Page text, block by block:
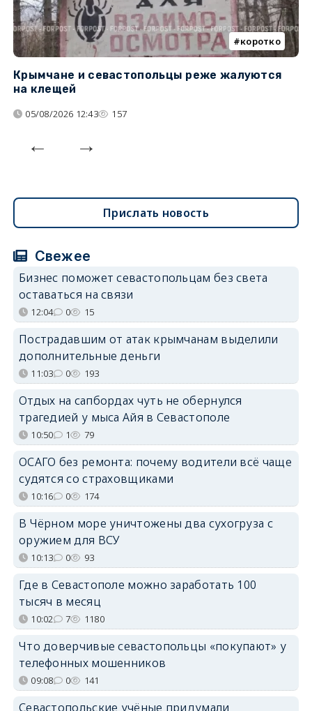
коротко
Крымчане и севастопольцы реже жалуются
на клещей
05/08/2026 12:43 157
Прислать новость
Свежее
Бизнес поможет севастопольцам без света
оставаться на связи
12:04 0 15
Пострадавшим от атак крымчанам выделили
дополнительные деньги
11:03 0 193
Отдых на сапбордах чуть не обернулся
трагедией у мыса Айя в Севастополе
10:50 1 79
ОСАГО без ремонта: почему водители всё чаще
судятся со страховщиками
10:16 0 174
В Чёрном море уничтожены два сухогруза с
оружием для ВСУ
10:13 0 93
Где в Севастополе можно заработать 100
тысяч в месяц
10:02 7 1180
Что доверчивые севастопольцы «покупают» у
телефонных мошенников
09:08 0 141
Севастопольские учёные придумали